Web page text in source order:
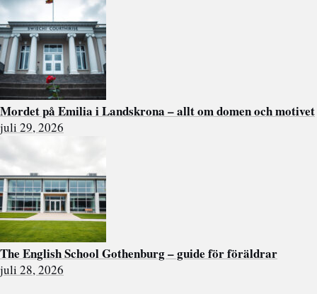
Mordet på Emilia i Landskrona – allt om domen och motivet
juli 29, 2026
The English School Gothenburg – guide för föräldrar
juli 28, 2026